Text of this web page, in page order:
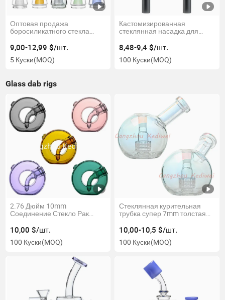
Оптовая продажа
боросиликатного стекла
Puffco Peak PRO для
курительных трубок
9,00-12,99 $/шт.
5 Куски(MOQ)
Кастомизированная
стеклянная насадка для
PRO
8,48-9,4 $/шт.
100 Куски(MOQ)
Glass dab rigs
2.76 Дюйм 10mm
Соединение Стекло Рак
10,00 $/шт.
100 Куски(MOQ)
Стеклянная курительная
трубка супер 7mm толстая
даб-риг с матричным
перколятором
10,00-10,5 $/шт.
100 Куски(MOQ)